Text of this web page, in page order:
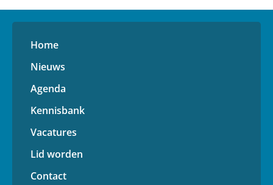
Home
Nieuws
Agenda
Kennisbank
Vacatures
Lid worden
Contact